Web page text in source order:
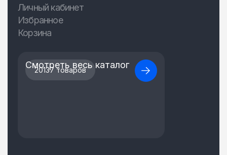
Личный кабинет
Избранное
Корзина
20137 товаров
Смотреть весь каталог